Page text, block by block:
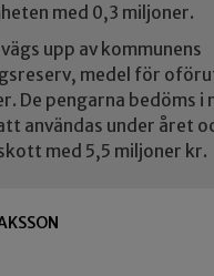
med 0,3 miljoner.
upp av kommunens
medel för
De pengarna bedöms i
användas under året
med 5,5 miljoner kr.